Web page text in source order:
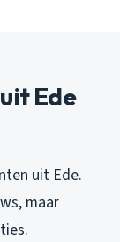
Ede
uit Ede.
maar